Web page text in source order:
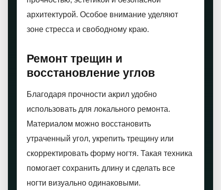
архитектурой. Особое внимание уделяют
зоне стресса и свободному краю.
Ремонт трещин и
восстановление углов
Благодаря прочности акрил удобно
использовать для локального ремонта.
Материалом можно восстановить
утраченный угол, укрепить трещину или
скорректировать форму ногтя. Такая техника
помогает сохранить длину и сделать все
ногти визуально одинаковыми.